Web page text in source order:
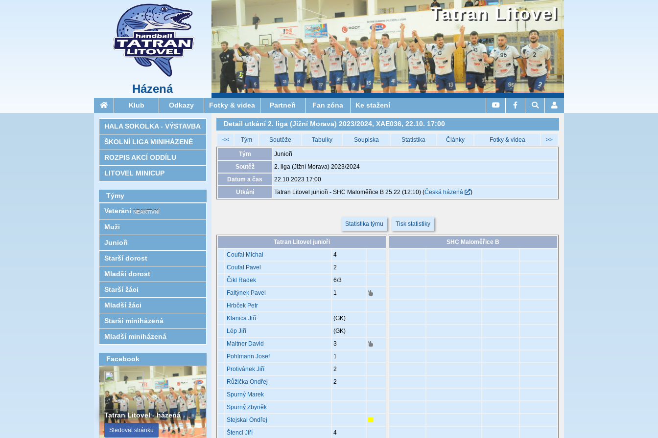
Házená
Tatran Litovel
Klub Odkazy Fotky & videa Partneři Fan zóna Ke stažení
Detail utkání 2. liga (Jižní Morava) 2023/2024, XAE036, 22.10. 17:00
<< Tým Soutěže Tabulky Soupiska Statistika Články Fotky & videa >>
Tým
Junioři
Soutěž
2. liga (Jižní Morava) 2023/2024
Datum a čas
22.10.2023 17:00
Utkání
Tatran Litovel junioři - SHC Maloměřice B 25:22 (12:10)(Česká házená )
Statistika týmu Tisk statistiky
Tatran Litovel junioři
Coufal Michal
4
Coufal Pavel
2
Čikl Radek
6/3
Faltýnek Pavel
1
Hrbček Petr
Klanica Jiří
(GK)
Lép Jiří
(GK)
Maitner David
3
Pohlmann Josef
1
Protivánek Jiří
2
Růžička Ondřej
2
Spurný Marek
Spurný Zbyněk
Stejskal Ondřej
Štencl Jiří
4
SHC Maloměřice B
HALA SOKOLKA - VÝSTAVBA
ŠKOLNÍ LIGA MINIHÁZENÉ
ROZPIS AKCÍ ODDÍLU
LITOVEL MINICUP
Týmy
Veteráni NEAKTIVNÍ
Muži
Junioři
Starší dorost
Mladší dorost
Starší žáci
Mladší žáci
Starší miniházená
Mladší miniházená
Facebook
Tatran Litovel - házená
Sledovat stránku